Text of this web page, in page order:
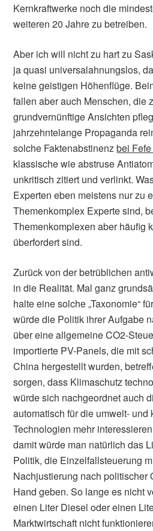
Kernkraftwerke noch die
weiteren 20 Jahre zu betreiben.
Aber ich will nicht zu hart zu
ja quasi universalahnungslos,
keine geistigen Höhenflüge.
fallen aber auch Menschen, die
grundvernünftige Ansichten
jahrzehntelange Propaganda
solche Faktenabstinenzbei
klassische wie abstruse
unkritisch zitiert und verlinkt.
Experten eben meistens nur zu
Themenkomplex Experte sind,
Themenkomplexen aber häufig
überfordert sind.
Zurück von der betrüblichen
in die Realität. Mal ganz
halte eine solche „Taxonomie“
würde die Politik ihrer Aufgabe
über eine allgemeine CO2-
importierte PV-Panels, die mit
China hergestellt wurden,
sorgen, dass Klimaschutz
würde sich nachgeordnet auch
automatisch für die umwelt- und
Technologien mehr
damit würde man natürlich das
Politik, die Einzelfallsteuerung
Nachjustierung nach politischer
Hand geben. So lange es nicht
einen Liter Diesel oder einen
Marktwirtschaft nicht